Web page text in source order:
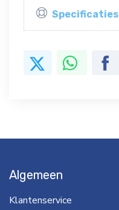
Specificaties
Algemeen
Klantenservice